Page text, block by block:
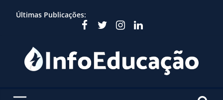
Últimas Publicações: